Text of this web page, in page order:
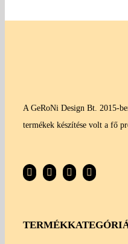
A GeRoNi Design Bt. 2015-
termékek készítése volt a fő